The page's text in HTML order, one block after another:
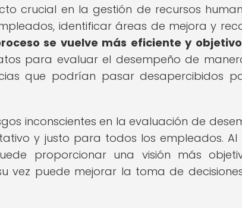
crucial en la gestión de recursos
identificar áreas de mejora y
se vuelve más eficiente y
para evaluar el desempeño de
que podrían pasar desapercibidos
inconscientes en la evaluación de
y justo para todos los empleados. Al
proporcionar una visión más
vez puede mejorar la toma de